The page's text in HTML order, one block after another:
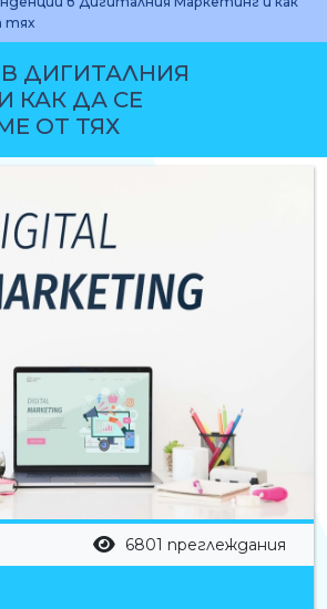
тях
ДИГИТАЛНИЯ
КАК ДА СЕ
ОТ ТЯХ
6801 преглеждания